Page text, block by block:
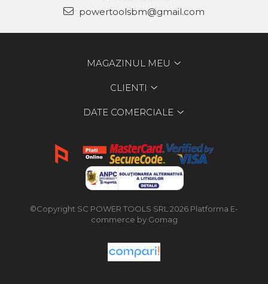
powertoolsbm@gmail.com
MAGAZINUL MEU
CLIENTI
DATE COMERCIALE
©Copyright SC POWER TOOLS SRL 2026 Platforma E-
commerce by Gomag